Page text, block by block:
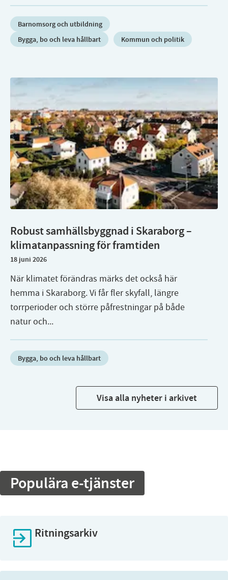
Barnomsorg och utbildning
Bygga, bo och leva hållbart
Kommun och politik
Robust samhällsbyggnad i Skaraborg –
klimatanpassning för framtiden
18 juni 2026
När klimatet förändras märks det också här
hemma i Skaraborg. Vi får fler skyfall, längre
torrperioder och större påfrestningar på både
natur och...
Bygga, bo och leva hållbart
Visa alla nyheter i arkivet
Populära e-tjänster
Ritningsarkiv